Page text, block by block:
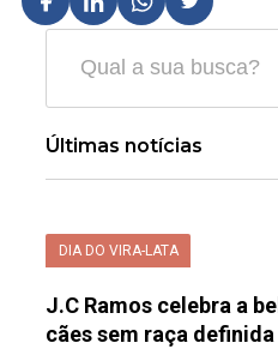
Últimas notícias
DIA DO VIRA-LATA
J.C Ramos celebra a
cães sem raça definida